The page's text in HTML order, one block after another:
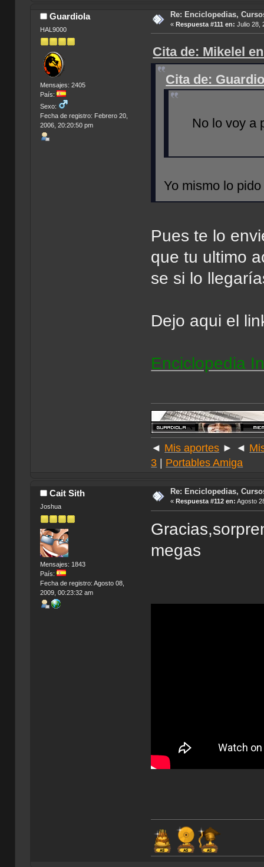
Guardiola
HAL9000
Mensajes: 2405
País:
Sexo:
Fecha de registro: Febrero 20,
2006, 20:20:50 pm
Re: Enciclopedias,
« Respuesta #111 en: Julio 28,
Cita de: Mikelel
Cita de:
No lo voy a
Yo mismo lo
Pues te lo
que tu ultimo
se si lo
Dejo aqui el
Enciclopedia
◄ Mis aportes ► ◄
3
Portables Amiga
Cait Sith
Joshua
Mensajes: 1843
País:
Fecha de registro: Agosto 08,
2009, 00:23:32 am
Re: Enciclopedias,
« Respuesta #112 en: Agosto
megas